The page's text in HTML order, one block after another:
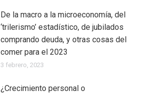
De la macro a la microeconomía, del
‘trilerismo’ estadístico, de jubilados
comprando deuda, y otras cosas del
comer para el 2023
3 febrero, 2023
¿Crecimiento personal o